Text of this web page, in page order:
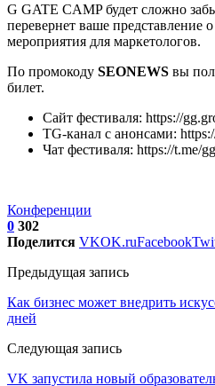
G GATE CAMP будет сложно
перевернет ваше представление
мероприятия для маркетологов.
По промокоду SEONEWS вы
билет.
Сайт фестиваля: https://
TG-канал с анонсами:
Чат фестиваля: https://t.me/
Конференции
0 302
Поделится VKOK.ruFacebook
Предыдущая запись
Как бизнес может внедрить
дней
Следующая запись
VK запустила новый